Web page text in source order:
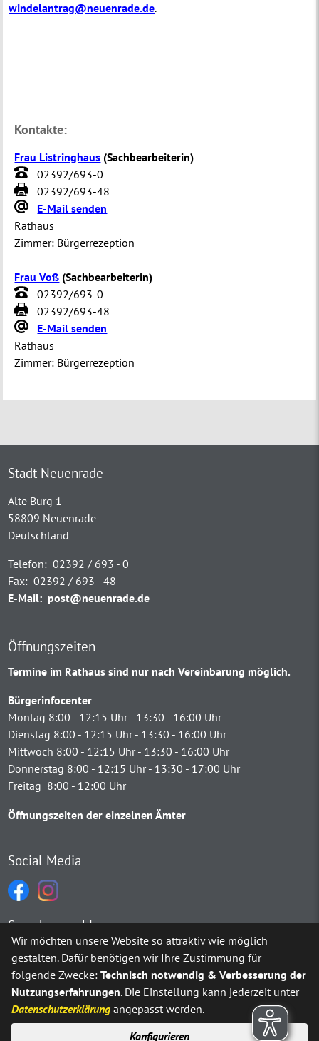
windelantrag@neuenrade.de.
Kontakte:
Frau Listringhaus (Sachbearbeiterin)
02392/693-0
02392/693-48
E-Mail senden
Rathaus
Zimmer: Bürgerrezeption
Frau Voß (Sachbearbeiterin)
02392/693-0
02392/693-48
E-Mail senden
Rathaus
Zimmer: Bürgerrezeption
Stadt Neuenrade
Alte Burg 1
58809 Neuenrade
Deutschland
Telefon: 02392 / 693 - 0
Fax: 02392 / 693 - 48
E-Mail: post@neuenrade.de
Öffnungszeiten
Termine im Rathaus sind nur nach Vereinbarung möglich.
Bürgerinfocenter
Montag 8:00 - 12:15 Uhr - 13:30 - 16:00 Uhr
Dienstag 8:00 - 12:15 Uhr - 13:30 - 16:00 Uhr
Mittwoch 8:00 - 12:15 Uhr - 13:30 - 16:00 Uhr
Donnerstag 8:00 - 12:15 Uhr - 13:30 - 17:00 Uhr
Freitag 8:00 - 12:00 Uhr
Öffnungszeiten der einzelnen Ämter
Social Media
Sprachauswahl
Möchten Sie vonGoogle Translate bereitgestellte externe
Ja Immer
Wir möchten unsere Website so attraktiv wie möglich
gestalten. Dafür benötigen wir Ihre Zustimmung für
folgende Zwecke:Technisch notwendig & Verbesserung der
Nutzungserfahrungen. Die Einstellung kann jederzeit unter
Datenschutzerklärung angepasst werden.
Konfigurieren